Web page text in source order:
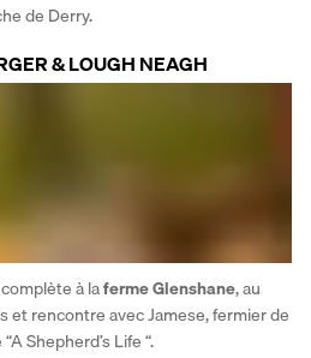
de Derry.
& LOUGH NEAGH
à la ferme Glenshane, au
et rencontre avec Jamese, fermier de
Shepherd’s Life “.